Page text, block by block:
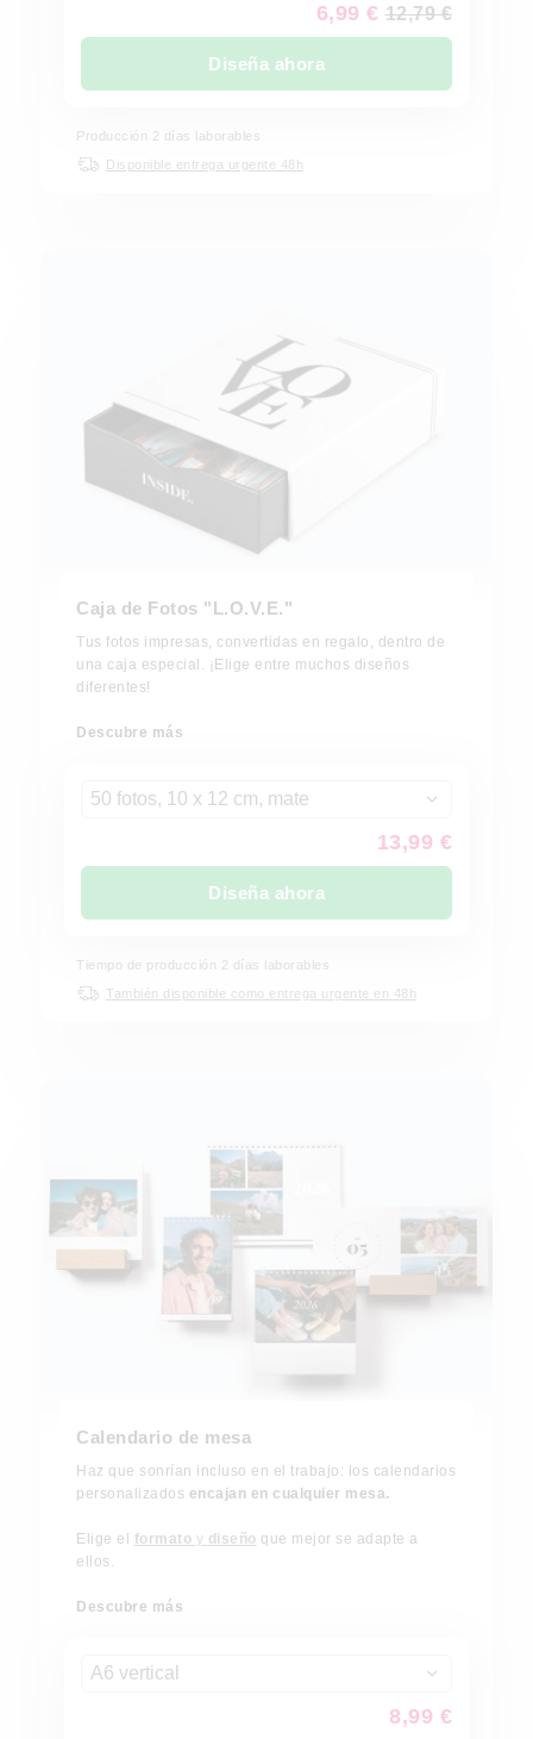
6,99 € 12,79 €
Diseña ahora
Producción 2 días laborables
Disponible entrega urgente 48h
Caja de Fotos "L.O.V.E."
Tus fotos impresas, convertidas en regalo, dentro de
una caja especial. ¡Elige entre muchos diseños
diferentes!
Descubre más
50 fotos, 10 x 12 cm, mate
13,99 €
Diseña ahora
Tiempo de producción 2 días laborables
También disponible como entrega urgente en 48h
Calendario de mesa
Haz que sonrían incluso en el trabajo: los calendarios
personalizados encajan en cualquier mesa.
Elige el formato y diseño que mejor se adapte a
ellos.
Descubre más
A6 vertical
8,99 €